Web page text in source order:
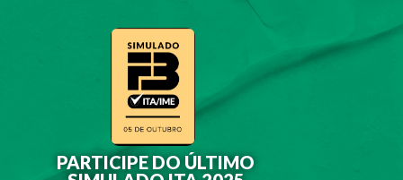
PARTICIPE DO ÚLTIMO